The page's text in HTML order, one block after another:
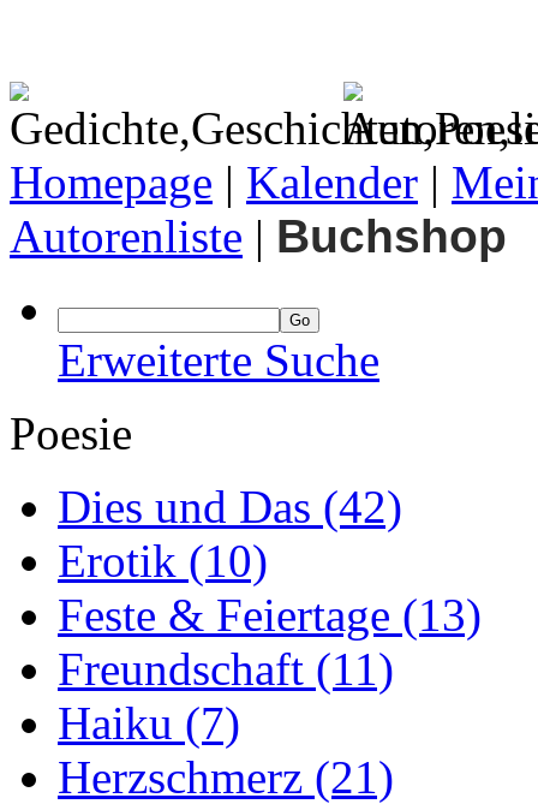
Homepage | Kalender |
Autorenliste | Buchshop
Erweiterte Suche
Poesie
Dies und Das (42)
Erotik (10)
Feste & Feiertage (13)
Freundschaft (11)
Haiku (7)
Herzschmerz (21)